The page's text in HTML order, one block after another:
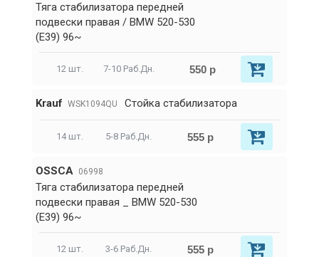
Тяга стабилизатора передней
подвески правая / BMW 520-530
(E39) 96~
12 шт. 7-10 Раб.Дн. 550 р
Krauf WSK1094QU Стойка стабилизатора
14 шт. 5-8 Раб.Дн. 555 р
OSSCA 06998
Тяга стабилизатора передней
подвески правая _ BMW 520-530
(E39) 96~
12 шт. 3-6 Раб.Дн. 555 р